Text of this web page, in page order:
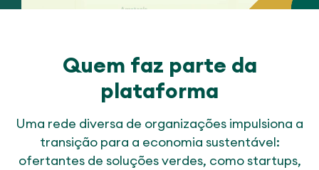
Quem faz parte da
plataforma
Uma rede diversa de organizações impulsiona a
transição para a economia sustentável:
ofertantes de soluções verdes, como startups,